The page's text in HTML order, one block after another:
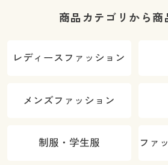
商品カテゴリから商
レディースファッション
メンズファッション
制服・学生服 ファ